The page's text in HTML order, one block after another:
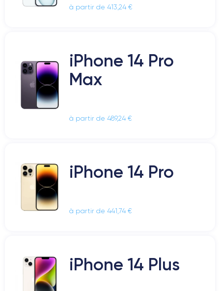
à partir de 413,24 €
iPhone 14 Pro
Max
à partir de 489,24 €
iPhone 14 Pro
à partir de 441,74 €
iPhone 14 Plus